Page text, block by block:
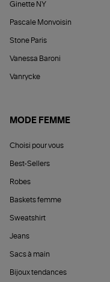
Ginette NY
Pascale Monvoisin
Stone Paris
Vanessa Baroni
Vanrycke
MODE FEMME
Choisi pour vous
Best-Sellers
Robes
Baskets femme
Sweatshirt
Jeans
Sacs à main
Bijoux tendances